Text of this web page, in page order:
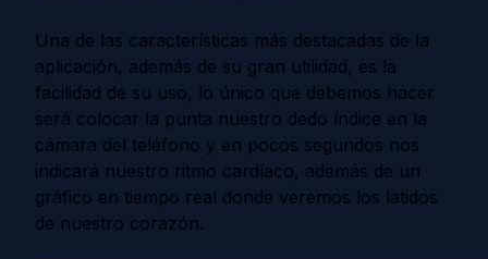
Una de las características más destacadas de la
aplicación, además de su gran utilidad, es la
facilidad de su uso, lo único que debemos hacer
será colocar la punta nuestro dedo índice en la
cámara del teléfono y en pocos segundos nos
indicará nuestro ritmo cardíaco, además de un
gráfico en tiempo real donde veremos los latidos
de nuestro corazón.